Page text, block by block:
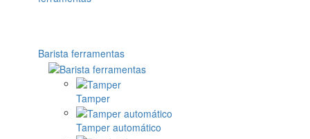
Barista ferramentas
Tamper
Tamper automático